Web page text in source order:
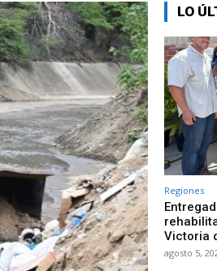
LO
Regiones
Victoria
agosto 5,